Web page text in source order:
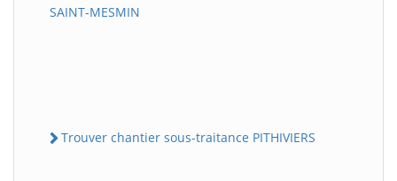
SAINT-MESMIN
Trouver chantier sous-traitance PITHIVIERS